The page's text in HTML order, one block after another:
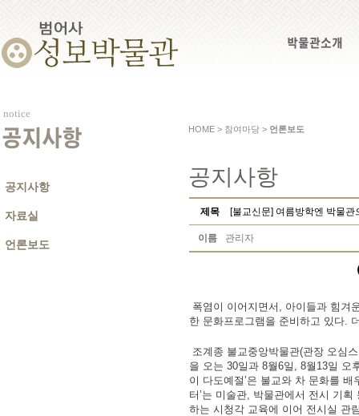
박물관소개
notice
공지사항
공지사항
자료실
언론보도
HOME > 참여마당 > 언론보도
공지사항
제목 [불교신문] 여름방학엔 박물관
이름 관리자
폭염이 이어지면서, 아이들과 힘겨
한 문화프로그램을 준비하고 있다.
조계종 불교중앙박물관(관장 오심
을 오는 30일과 8월6일, 8월13일 오
이 다도예절’은 불교와 차 문화를
터’는 미술관, 박물관에서 전시 기
하는 시청각 교육에 이어 전시실 관